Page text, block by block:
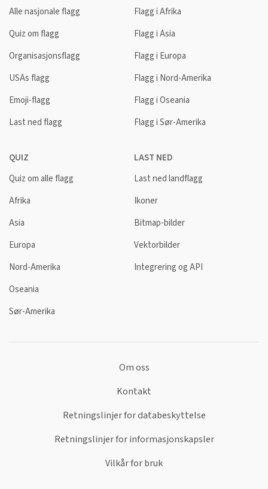
Alle nasjonale flagg
Quiz om flagg
Organisasjonsflagg
USAs flagg
Emoji-flagg
Last ned flagg
Flagg i Afrika
Flagg i Asia
Flagg i Europa
Flagg i Nord-Amerika
Flagg i Oseania
Flagg i Sør-Amerika
QUIZ
Quiz om alle flagg
Afrika
Asia
Europa
Nord-Amerika
Oseania
Sør-Amerika
LAST NED
Last ned landflagg
Ikoner
Bitmap-bilder
Vektorbilder
Integrering og API
Om oss
Kontakt
Retningslinjer for databeskyttelse
Retningslinjer for informasjonskapsler
Vilkår for bruk